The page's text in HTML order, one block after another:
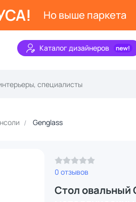
Но выше паркета
Каталог дизайнеров
Genglass
0 отзывов
Стол овальный